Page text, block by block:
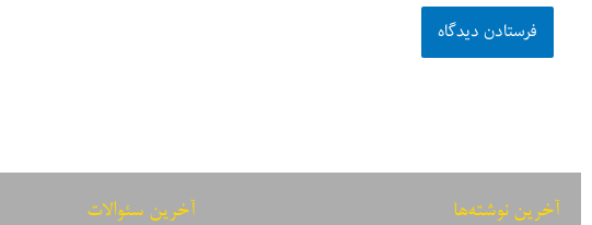
آخرین نوشته‌ها آخرین سئوالات